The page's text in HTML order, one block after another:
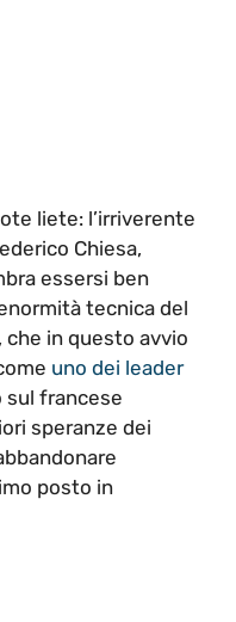
liete: l’irriverente
Chiesa,
essersi ben
tecnica del
, che in questo avvio
uno dei leader
sul francese
speranze dei
posto in